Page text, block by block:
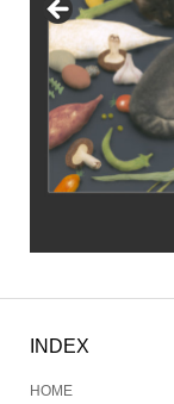
INDEX
HOME